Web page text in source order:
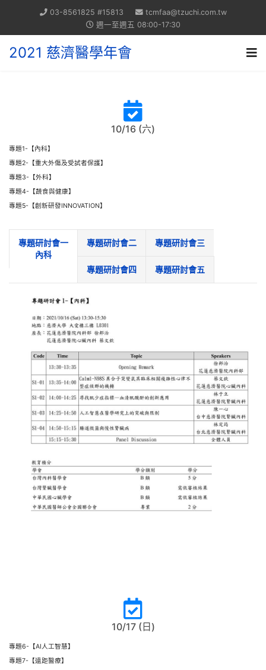
03-8561825 #15813
tcmfaa@tzuchi.com.tw
週一至週五 08:00-17:30
2021 慈濟醫學年會
10/16 (六)
專題1-【內科】
專題2-【重大外傷及受試者保護】
專題3-【外科】
專題4-【蔬食與健康】
專題5-【創新研發INNOVATION】
專題研討會一
內科
專題研討會二 專題研討會三
專題研討會四 專題研討會五
10/17 (日)
專題6-【AI人工智慧】
專題7-【遠距醫療】